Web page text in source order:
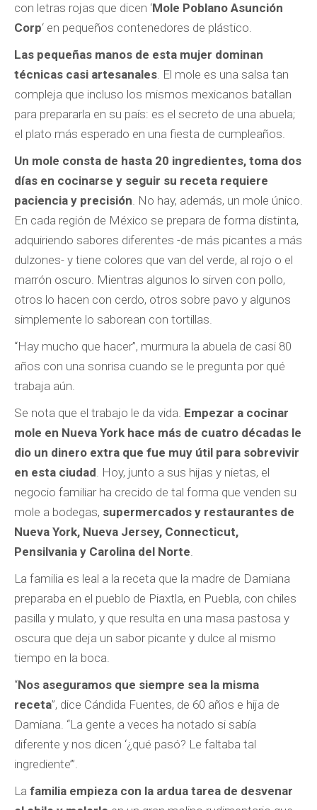
con letras rojas que dicen ‘Mole Poblano Asunción
Corp‘ en pequeños contenedores de plástico.
Las pequeñas manos de esta mujer dominan
técnicas casi artesanales. El mole es una salsa tan
compleja que incluso los mismos mexicanos batallan
para prepararla en su país: es el secreto de una abuela;
el plato más esperado en una fiesta de cumpleaños.
Un mole consta de hasta 20 ingredientes, toma dos
días en cocinarse y seguir su receta requiere
paciencia y precisión. No hay, además, un mole único.
En cada región de México se prepara de forma distinta,
adquiriendo sabores diferentes -de más picantes a más
dulzones- y tiene colores que van del verde, al rojo o el
marrón oscuro. Mientras algunos lo sirven con pollo,
otros lo hacen con cerdo, otros sobre pavo y algunos
simplemente lo saborean con tortillas.
“Hay mucho que hacer”, murmura la abuela de casi 80
años con una sonrisa cuando se le pregunta por qué
trabaja aún.
Se nota que el trabajo le da vida. Empezar a cocinar
mole en Nueva York hace más de cuatro décadas le
dio un dinero extra que fue muy útil para sobrevivir
en esta ciudad. Hoy, junto a sus hijas y nietas, el
negocio familiar ha crecido de tal forma que venden su
mole a bodegas, supermercados y restaurantes de
Nueva York, Nueva Jersey, Connecticut,
Pensilvania y Carolina del Norte.
La familia es leal a la receta que la madre de Damiana
preparaba en el pueblo de Piaxtla, en Puebla, con chiles
pasilla y mulato, y que resulta en una masa pastosa y
oscura que deja un sabor picante y dulce al mismo
tiempo en la boca.
“Nos aseguramos que siempre sea la misma
receta”, dice Cándida Fuentes, de 60 años e hija de
Damiana. “La gente a veces ha notado si sabía
diferente y nos dicen ‘¿qué pasó? Le faltaba tal
ingrediente’”.
La familia empieza con la ardua tarea de desvenar